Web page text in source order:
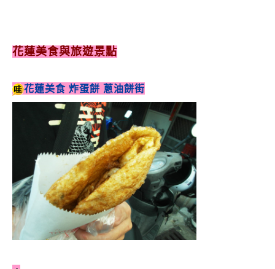
花蓮美食與旅遊景點
花蓮美食 炸蛋餅 蔥油餅街